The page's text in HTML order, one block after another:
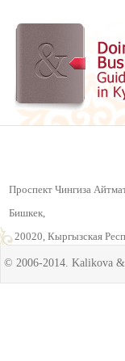
Проспект Чингиза
Бишкек,
720020, Кыргызская
© 2006-2014. Kalikova